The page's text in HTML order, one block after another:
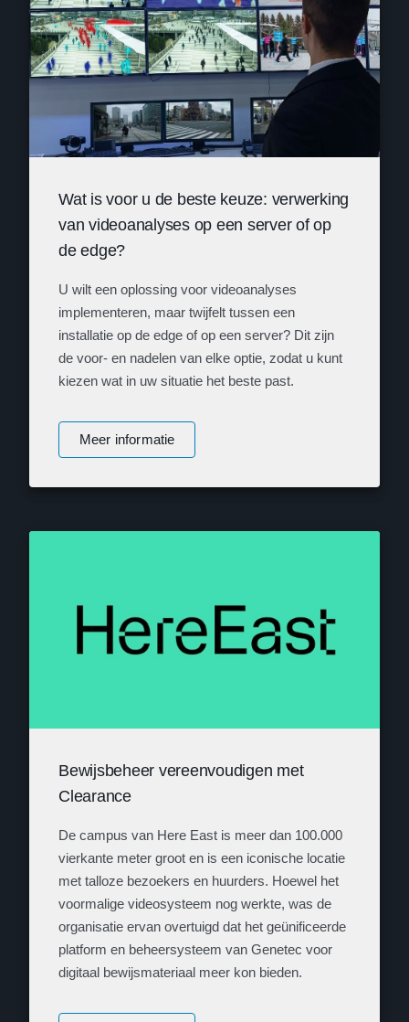
Wat is voor u de beste keuze: verwerking
van videoanalyses op een server of op
de edge?
U wilt een oplossing voor videoanalyses
implementeren, maar twijfelt tussen een
installatie op de edge of op een server? Dit zijn
de voor- en nadelen van elke optie, zodat u kunt
kiezen wat in uw situatie het beste past.
Meer informatie
Bewijsbeheer vereenvoudigen met
Clearance
De campus van Here East is meer dan 100.000
vierkante meter groot en is een iconische locatie
met talloze bezoekers en huurders. Hoewel het
voormalige videosysteem nog werkte, was de
organisatie ervan overtuigd dat het geünificeerde
platform en beheersysteem van Genetec voor
digitaal bewijsmateriaal meer kon bieden.